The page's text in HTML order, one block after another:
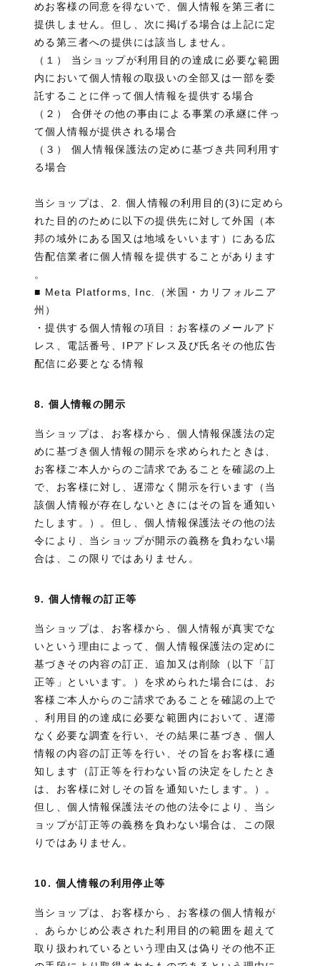
めお客様の同意を得ないで、個人情報を第三者に
提供しません。但し、次に掲げる場合は上記に定
める第三者への提供には該当しません。
（１） 当ショップが利用目的の達成に必要な範囲
内において個人情報の取扱いの全部又は一部を委
託することに伴って個人情報を提供する場合
（２） 合併その他の事由による事業の承継に伴っ
て個人情報が提供される場合
（３） 個人情報保護法の定めに基づき共同利用す
る場合
当ショップは、2. 個人情報の利用目的(3)に定めら
れた目的のために以下の提供先に対して外国（本
邦の域外にある国又は地域をいいます）にある広
告配信業者に個人情報を提供することがあります
。
■ Meta Platforms, Inc.（米国・カリフォルニア
州）
・提供する個人情報の項目：お客様のメールアド
レス、電話番号、IPアドレス及び氏名その他広告
配信に必要となる情報
8. 個人情報の開示
当ショップは、お客様から、個人情報保護法の定
めに基づき個人情報の開示を求められたときは、
お客様ご本人からのご請求であることを確認の上
で、お客様に対し、遅滞なく開示を行います（当
該個人情報が存在しないときにはその旨を通知い
たします。）。但し、個人情報保護法その他の法
令により、当ショップが開示の義務を負わない場
合は、この限りではありません。
9. 個人情報の訂正等
当ショップは、お客様から、個人情報が真実でな
いという理由によって、個人情報保護法の定めに
基づきその内容の訂正、追加又は削除（以下「訂
正等」といいます。）を求められた場合には、お
客様ご本人からのご請求であることを確認の上で
、利用目的の達成に必要な範囲内において、遅滞
なく必要な調査を行い、その結果に基づき、個人
情報の内容の訂正等を行い、その旨をお客様に通
知します（訂正等を行わない旨の決定をしたとき
は、お客様に対しその旨を通知いたします。）。
但し、個人情報保護法その他の法令により、当シ
ョップが訂正等の義務を負わない場合は、この限
りではありません。
10. 個人情報の利用停止等
当ショップは、お客様から、お客様の個人情報が
、あらかじめ公表された利用目的の範囲を超えて
取り扱われているという理由又は偽りその他不正